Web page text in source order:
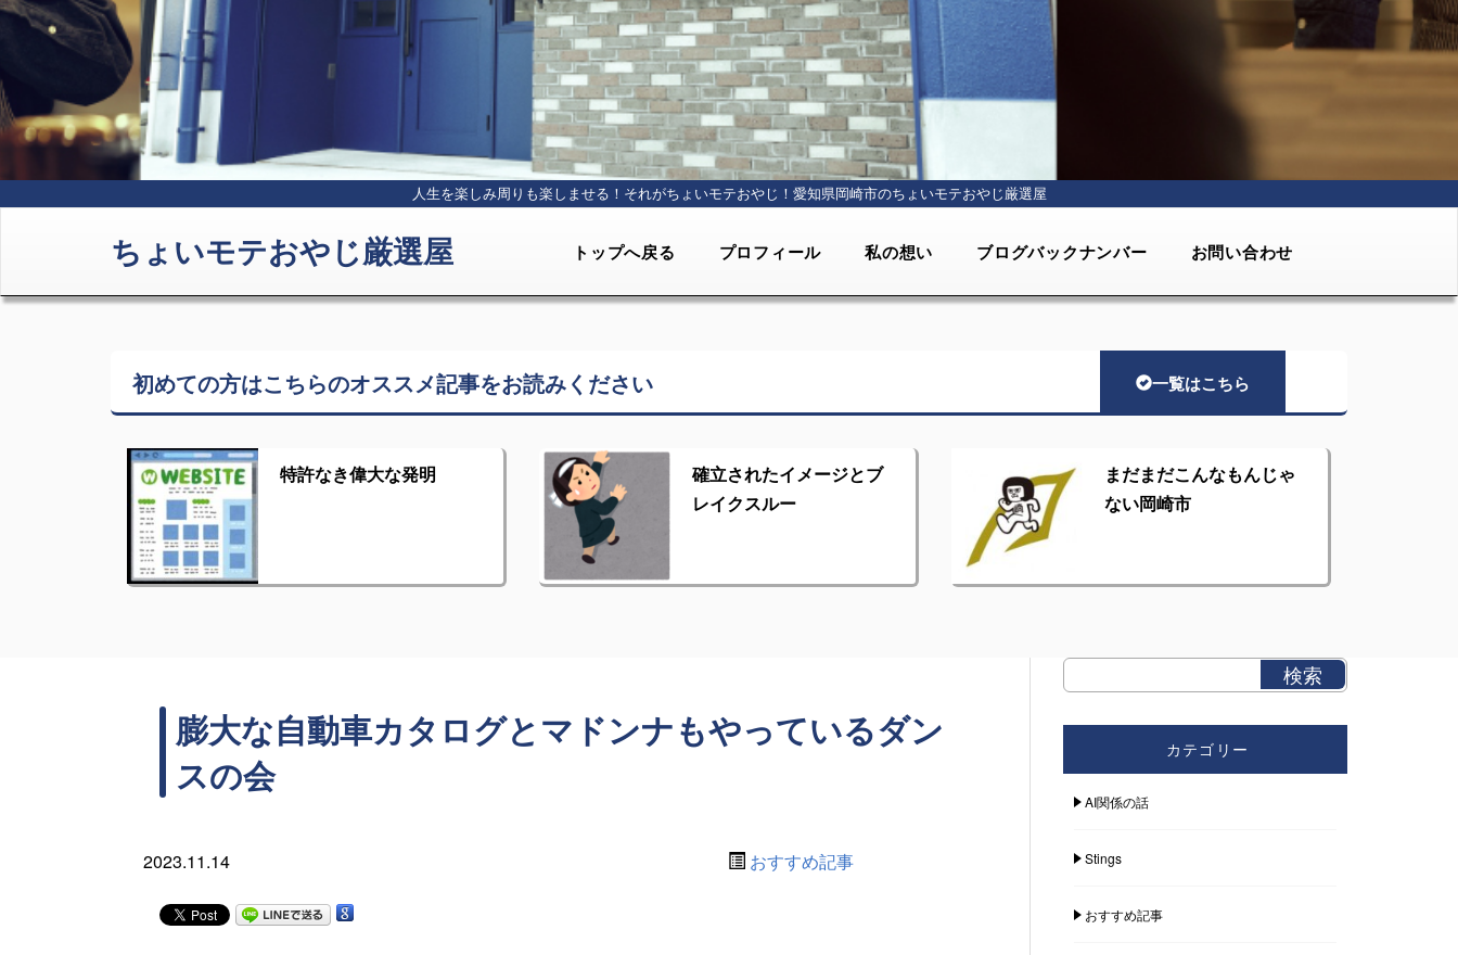
人生を楽しみ周りも楽しませる！それがちょいモテおやじ！ 愛知県岡崎市のちょいモテおやじ厳選屋
ちょいモテおやじ厳選屋 トップへ戻る プロフィール 私の想い ブログバックナンバー お問い合わせ
初めての方はこちらのオススメ記事をお読みください 一覧はこちら
特許なき偉大な発明
確立されたイメージとブ
レイクスルー
まだまだこんなもんじゃ
ない岡崎市
膨大な自動車カタログとマドンナもやっているダン
スの会
2023.11.14 おすすめ記事
カテゴリー
AI関係の話
Stings
おすすめ記事